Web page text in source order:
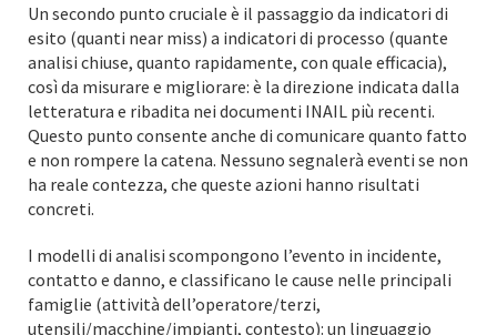
Un secondo punto cruciale è il passaggio da indicatori di
esito (quanti near miss) a indicatori di processo (quante
analisi chiuse, quanto rapidamente, con quale efficacia),
così da misurare e migliorare: è la direzione indicata dalla
letteratura e ribadita nei documenti INAIL più recenti.
Questo punto consente anche di comunicare quanto fatto
e non rompere la catena. Nessuno segnalerà eventi se non
ha reale contezza, che queste azioni hanno risultati
concreti.
I modelli di analisi scompongono l’evento in incidente,
contatto e danno, e classificano le cause nelle principali
famiglie (attività dell’operatore/terzi,
utensili/macchine/impianti, contesto): un linguaggio